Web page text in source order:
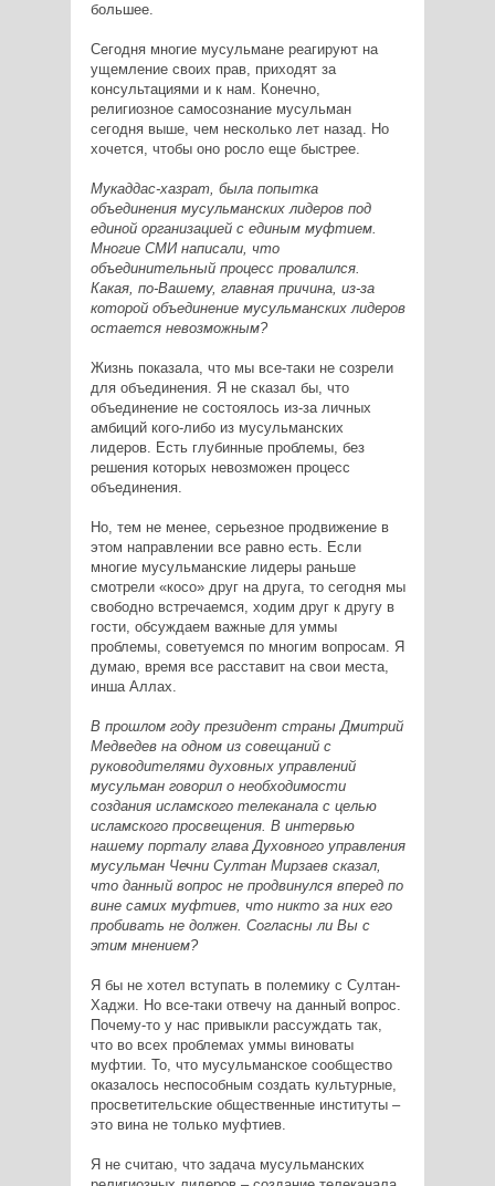
большее.
Сегодня многие мусульмане реагируют на
ущемление своих прав, приходят за
консультациями и к нам. Конечно,
религиозное самосознание мусульман
сегодня выше, чем несколько лет назад. Но
хочется, чтобы оно росло еще быстрее.
Мукаддас-хазрат, была попытка
объединения мусульманских лидеров под
единой организацией с единым муфтием.
Многие СМИ написали, что
объединительный процесс провалился.
Какая, по-Вашему, главная причина, из-за
которой объединение мусульманских лидеров
остается невозможным?
Жизнь показала, что мы все-таки не созрели
для объединения. Я не сказал бы, что
объединение не состоялось из-за личных
амбиций кого-либо из мусульманских
лидеров. Есть глубинные проблемы, без
решения которых невозможен процесс
объединения.
Но, тем не менее, серьезное продвижение в
этом направлении все равно есть. Если
многие мусульманские лидеры раньше
смотрели «косо» друг на друга, то сегодня мы
свободно встречаемся, ходим друг к другу в
гости, обсуждаем важные для уммы
проблемы, советуемся по многим вопросам. Я
думаю, время все расставит на свои места,
инша Аллах.
В прошлом году президент страны Дмитрий
Медведев на одном из совещаний с
руководителями духовных управлений
мусульман говорил о необходимости
создания исламского телеканала с целью
исламского просвещения. В интервью
нашему порталу глава Духовного управления
мусульман Чечни Султан Мирзаев сказал,
что данный вопрос не продвинулся вперед по
вине самих муфтиев, что никто за них его
пробивать не должен. Согласны ли Вы с
этим мнением?
Я бы не хотел вступать в полемику с Султан-
Хаджи. Но все-таки отвечу на данный вопрос.
Почему-то у нас привыкли рассуждать так,
что во всех проблемах уммы виноваты
муфтии. То, что мусульманское сообщество
оказалось неспособным создать культурные,
просветительские общественные институты –
это вина не только муфтиев.
Я не считаю, что задача мусульманских